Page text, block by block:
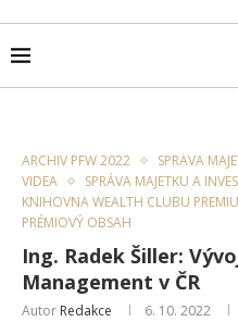
ARCHIV PFW 2022 SPRÁVA
VIDEA
SPRÁVA MAJETKU A
KNIHOVNA WEALTH CLUBU
PRÉMIOVÝ OBSAH
Ing. Radek Šiller:
Management v ČR
Autor Redakce 6. 10. 2022